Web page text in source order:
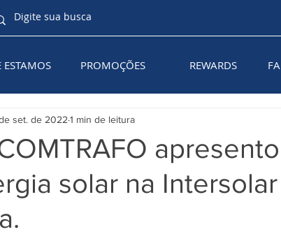
ESTAMOS PROMOÇÕES REWARDS
solar na
set. de 2022 1 min de leitura